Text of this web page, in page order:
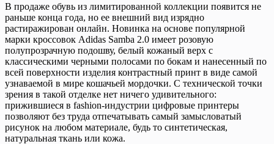
В продаже обувь из лимитированной коллекции появится не
раньше конца года, но ее внешний вид изрядно
растиражирован онлайн. Новинка на основе популярной
марки кроссовок Adidas Samba 2.0 имеет розовую
полупрозрачную подошву, белый кожаный верх с
классическими черными полосами по бокам и нанесенный по
всей поверхности изделия контрастный принт в виде самой
узнаваемой в мире кошачьей мордочки. С технической точки
зрения в такой отделке нет ничего удивительного:
прижившиеся в fashion-индустрии цифровые принтеры
позволяют без труда отпечатывать самый замысловатый
рисунок на любом материале, будь то синтетическая,
натуральная ткань или кожа.